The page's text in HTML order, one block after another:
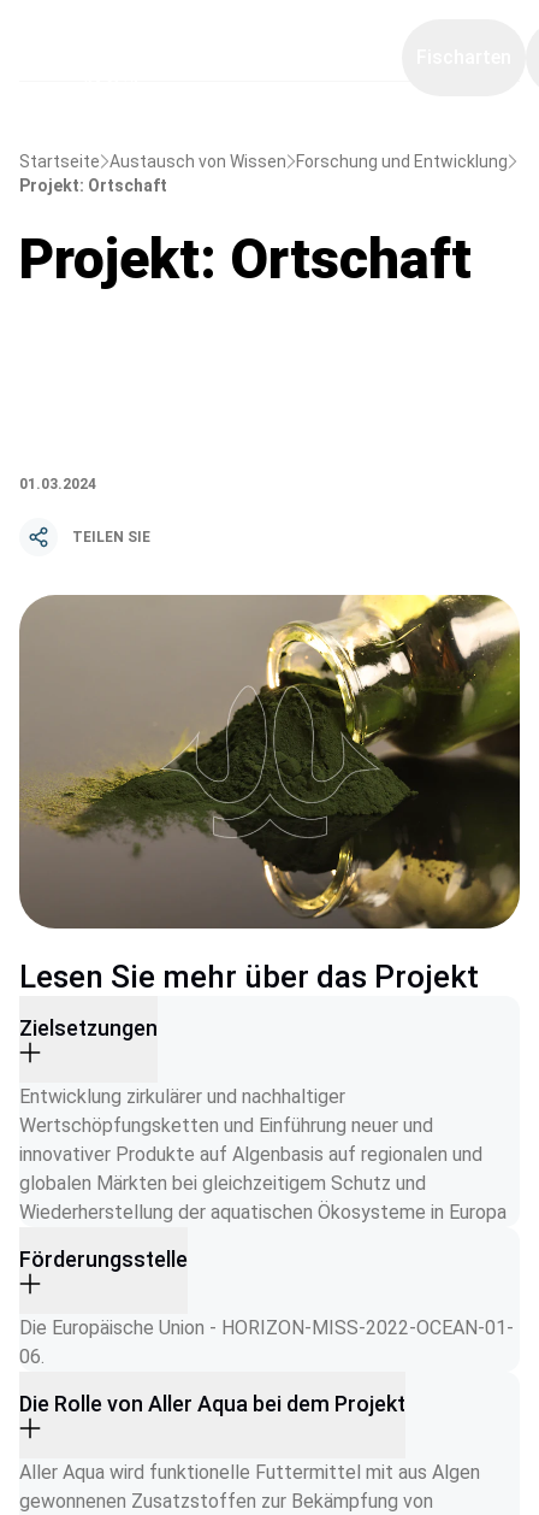
Startseite Austausch von Wissen
Forschung und Entwicklung
Projekt: Ortschaft
01.03.2024
TEILEN SIE
Projekt: Ortschaft
Lesen Sie mehr über das Projekt
Zielsetzungen
Entwicklung zirkulärer und nachhaltiger
Wertschöpfungsketten und Einführung neuer und
innovativer Produkte auf Algenbasis auf regionalen und
globalen Märkten bei gleichzeitigem Schutz und
Wiederherstellung der aquatischen Ökosysteme in Europa
Förderungsstelle
Die Europäische Union - HORIZON-MISS-2022-OCEAN-01-
06.
Die Rolle von Aller Aqua bei dem Projekt
Aller Aqua wird funktionelle Futtermittel mit aus Algen
gewonnenen Zusatzstoffen zur Bekämpfung von